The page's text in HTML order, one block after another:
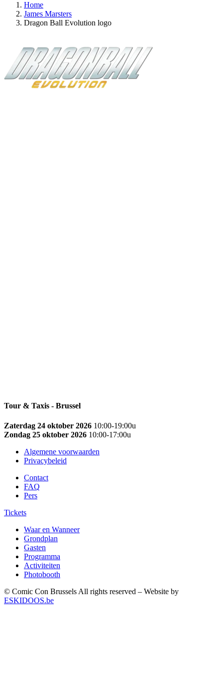
Home
James Marsters
Dragon Ball Evolution logo
Tour & Taxis - Brussel
Zaterdag 24 oktober 2026 10:00-19:00u
Zondag 25 oktober 2026 10:00-17:00u
Algemene voorwaarden
Privacybeleid
Contact
FAQ
Pers
Tickets
Waar en Wanneer
Grondplan
Gasten
Programma
Activiteiten
Photobooth
© Comic Con Brussels All rights reserved – Website by
ESKIDOOS.be